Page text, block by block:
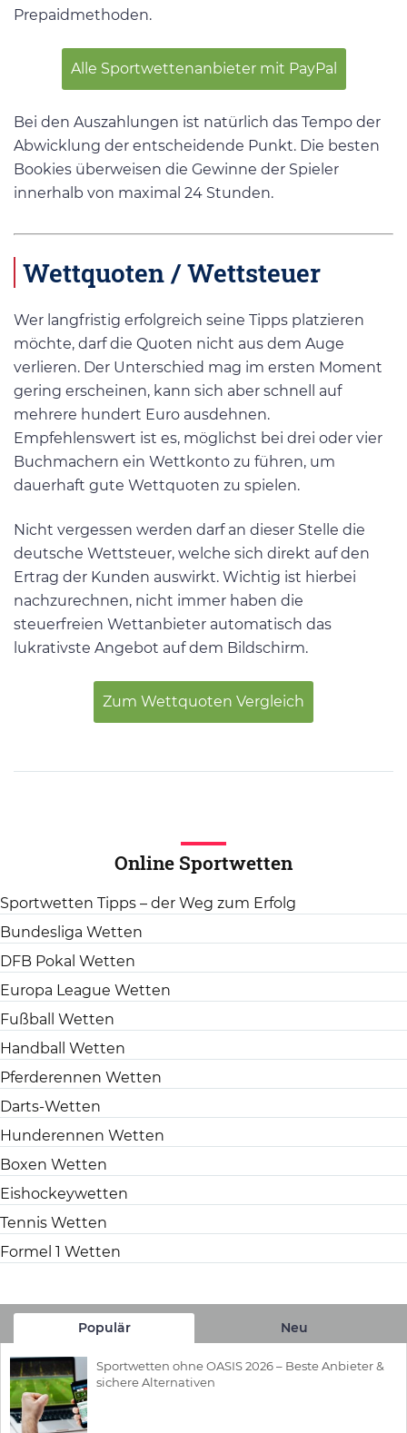
Prepaidmethoden.
Alle Sportwettenanbieter mit PayPal
Bei den Auszahlungen ist natürlich das Tempo der
Abwicklung der entscheidende Punkt. Die besten
Bookies überweisen die Gewinne der Spieler
innerhalb von maximal 24 Stunden.
Wettquoten / Wettsteuer
Wer langfristig erfolgreich seine Tipps platzieren
möchte, darf die Quoten nicht aus dem Auge
verlieren. Der Unterschied mag im ersten Moment
gering erscheinen, kann sich aber schnell auf
mehrere hundert Euro ausdehnen.
Empfehlenswert ist es, möglichst bei drei oder vier
Buchmachern ein Wettkonto zu führen, um
dauerhaft gute Wettquoten zu spielen.
Nicht vergessen werden darf an dieser Stelle die
deutsche Wettsteuer, welche sich direkt auf den
Ertrag der Kunden auswirkt. Wichtig ist hierbei
nachzurechnen, nicht immer haben die
steuerfreien Wettanbieter automatisch das
lukrativste Angebot auf dem Bildschirm.
Zum Wettquoten Vergleich
Online Sportwetten
Sportwetten Tipps – der Weg zum Erfolg
Bundesliga Wetten
DFB Pokal Wetten
Europa League Wetten
Fußball Wetten
Handball Wetten
Pferderennen Wetten
Darts-Wetten
Hunderennen Wetten
Boxen Wetten
Eishockeywetten
Tennis Wetten
Formel 1 Wetten
Populär Neu
Sportwetten ohne OASIS 2026 – Beste Anbieter &
sichere Alternativen